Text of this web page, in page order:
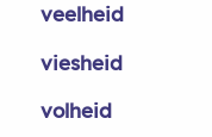
veelheid
viesheid
volheid